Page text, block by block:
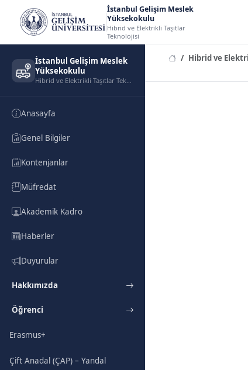
İstanbul Gelişim Meslek
Yüksekokulu
Hibrid ve Elektrikli Taşıtlar
Teknolojisi
İstanbul Gelişim Meslek
Yüksekokulu
Hibrid ve Elektrikli Taşıtlar Teknolojisi
Anasayfa
Genel Bilgiler
Kontenjanlar
Müfredat
Akademik Kadro
Haberler
Duyurular
Hakkımızda
Öğrenci
Erasmus+
Çift Anadal (ÇAP) – Yandal
Hibrid ve